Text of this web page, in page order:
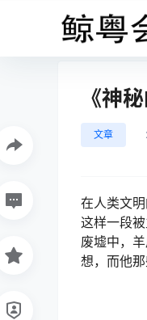
《神
文章
在人类文
这样一段
废墟中，
想，而他